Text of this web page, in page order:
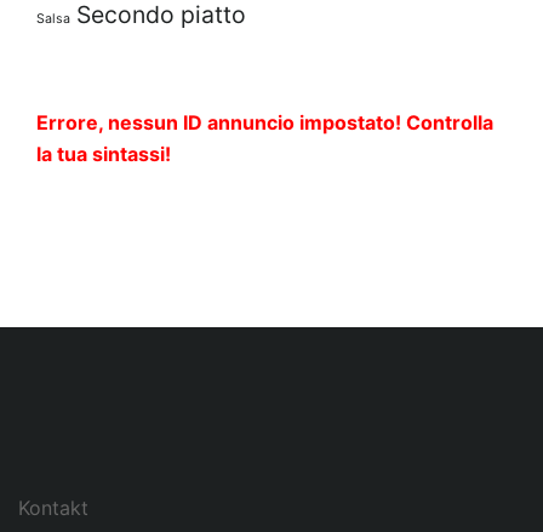
Salsa Secondo piatto
Errore, nessun ID annuncio impostato! Controlla
la tua sintassi!
Kontakt